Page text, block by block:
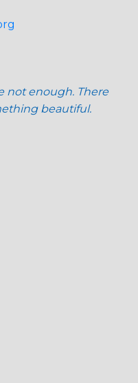
not enough. There
beautiful.